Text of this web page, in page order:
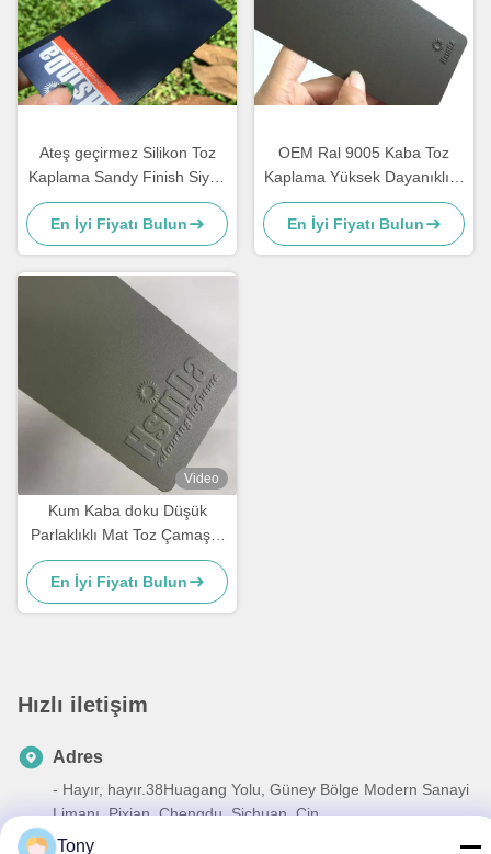
Ateş geçirmez Silikon Toz
Kaplama Sandy Finish Siyah
Renk Yüksek ısı dağılımı
En İyi Fiyatı Bulun
OEM Ral 9005 Kaba Toz
Kaplama Yüksek Dayanıklılık
Korozyon Koruması
En İyi Fiyatı Bulun
Video
Kum Kaba doku Düşük
Parlaklıklı Mat Toz Çamaşırı
Endüstriyel Çamaşırı
Poliester için sprey boya
En İyi Fiyatı Bulun
Hızlı iletişim
Adres
- Hayır, hayır.38Huagang Yolu, Güney Bölge Modern Sanayi
Limanı, Pixian, Chengdu, Sichuan, Çin
Tony